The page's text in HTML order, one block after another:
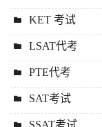
KET 考试
LSAT代考
PTE代考
SAT考试
SSAT考试